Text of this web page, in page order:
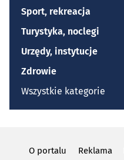
Sport, rekreacja
Turystyka, noclegi
Urzędy, instytucje
Zdrowie
Wszystkie kategorie
O portalu Reklama